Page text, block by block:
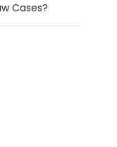
Cases?